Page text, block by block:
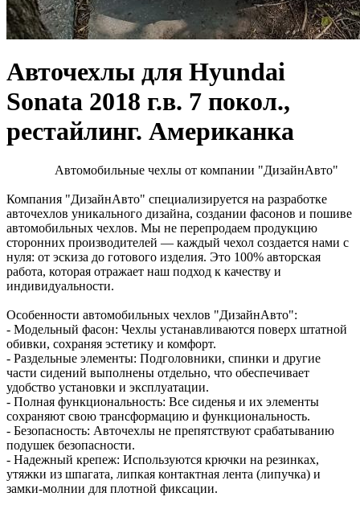
Авточехлы для Hyundai
Sonata 2018 г.в. 7 покол.,
рестайлинг. Американка
Автомобильные чехлы от компании "ДизайнАвто"
Компания "ДизайнАвто" специализируется на разработке
авточехлов уникального дизайна, создании фасонов и пошиве
автомобильных чехлов. Мы не перепродаем продукцию
сторонних производителей — каждый чехол создается нами с
нуля: от эскиза до готового изделия. Это 100% авторская
работа, которая отражает наш подход к качеству и
индивидуальности.
Особенности автомобильных чехлов "ДизайнАвто":
- Модельный фасон: Чехлы устанавливаются поверх штатной
обивки, сохраняя эстетику и комфорт.
- Раздельные элементы: Подголовники, спинки и другие
части сидений выполнены отдельно, что обеспечивает
удобство установки и эксплуатации.
- Полная функциональность: Все сиденья и их элементы
сохраняют свою трансформацию и функциональность.
- Безопасность: Авточехлы не препятствуют срабатыванию
подушек безопасности.
- Надежный крепеж: Используются крючки на резинках,
утяжки из шпагата, липкая контактная лента (липучка) и
замки-молнии для плотной фиксации.